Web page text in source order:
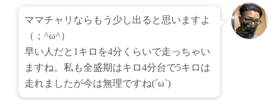
ママチャリならもう少し出ると思いますよ
（；^ω^）
早い人だと1キロを4分くらいで走っちゃい
ますね。私も全盛期はキロ4分台で5キロは
走れましたが今は無理ですね(´ω`)